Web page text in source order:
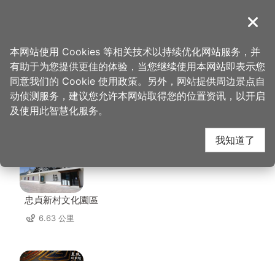
導覽
首页 > 想去的地方 > 住宿 > 日安
日安 周边景点
忠貞新村文化園區
6.63 公里
关闭
本网站使用 Cookies 等相关技术以持续优化网站服务，并
有助于为您提供更佳的体验，当您继续使用本网站即表示您
同意我们的 Cookie 使用政策。另外，网站提供周边景点自
动侦测服务，建议您允许本网站取得您的位置资讯，以开启
及使用此智慧化服务。
我知道了